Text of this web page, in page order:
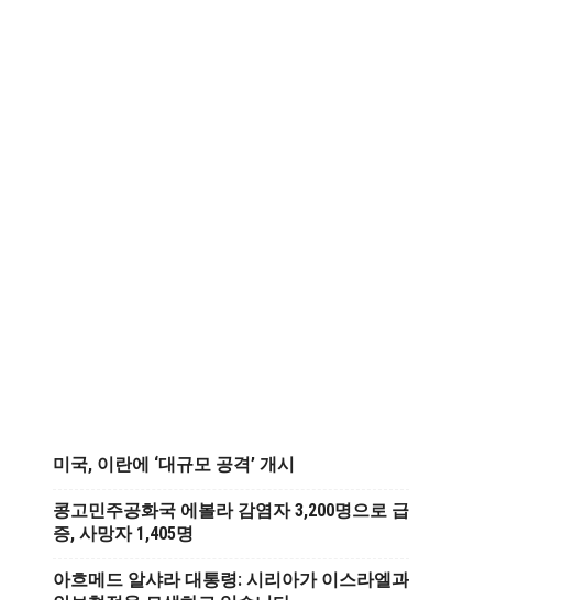
미국, 이란에 ‘대규모 공격’ 개시
콩고민주공화국 에볼라 감염자 3,200명으로 급
증, 사망자 1,405명
아흐메드 알샤라 대통령: 시리아가 이스라엘과